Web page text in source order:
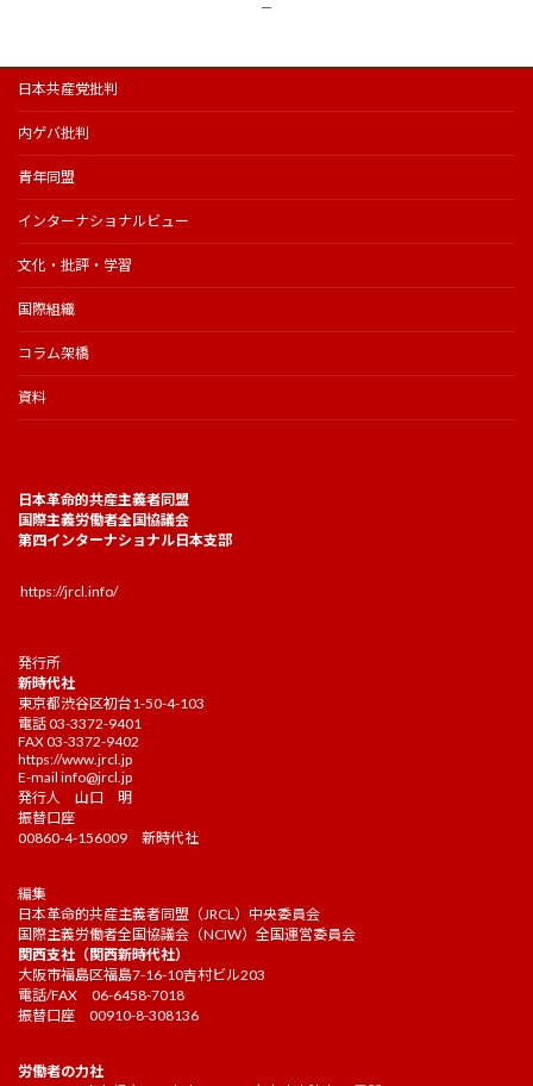
ー
日本共産党批判
内ゲバ批判
青年同盟
インターナショナルビュー
文化・批評・学習
国際組織
コラム架橋
資料
日本革命的共産主義者同盟
国際主義労働者全国協議会
第四インターナショナル日本支部
https://jrcl.info/
発行所
新時代社
東京都渋谷区初台1-50-4-103
電話 03-3372-9401
FAX 03-3372-9402
https://www.jrcl.jp
E-mail info@jrcl.jp
発行人 山口 明
振替口座
00860-4-156009 新時代社
編集
日本革命的共産主義者同盟（JRCL）中央委員会
国際主義労働者全国協議会（NCIW）全国運営委員会
関西支社（関西新時代社）
大阪市福島区福島7-16-10吉村ビル203
電話/FAX 06-6458-7018
振替口座 00910-8-308136
労働者の力社